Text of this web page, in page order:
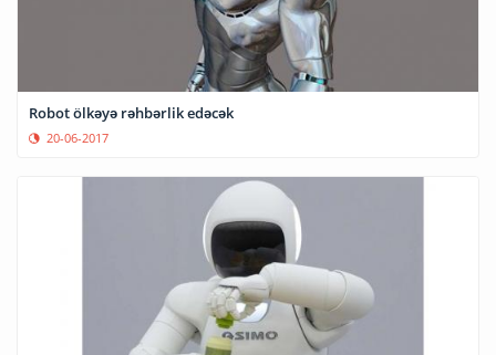
Robot ölkəyə rəhbərlik edəcək
20-06-2017